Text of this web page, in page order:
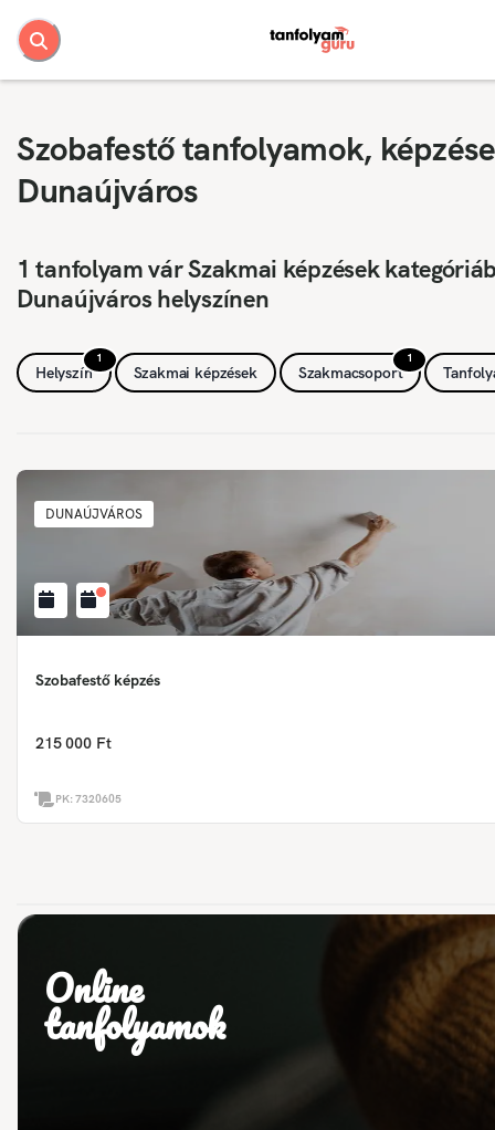
Szobafestő tanfolyamok,
Dunaújváros
1 tanfolyam vár Szakmai képzések
Dunaújváros helyszínen
1
Helyszín Szakmai képzések
1
Szakmacsoport
DUNAÚJVÁROS
Szobafestő képzés
215 000 Ft
PK:7320605
Online
tanfolyamok